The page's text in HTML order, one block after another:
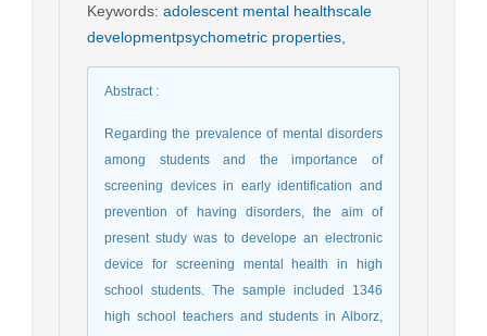
Keywords: adolescent mental healthscale
developmentpsychometric properties
Abstract:
Regarding the prevalence of mental disorders
among students and the importance of
screening devices in early identification and
prevention of having disorders, the aim of
present study was to develope an electronic
device for screening mental health in high
school students. The sample included 1346
high school teachers and students in Alborz,